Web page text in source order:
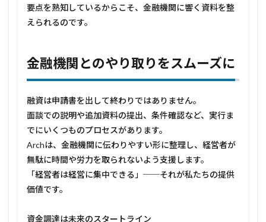
資金
を越
せん
か？
要点を熟知しているからこそ、金融機関に響く資料を整
えられるのです。
金融機関とのやり取りをスムーズに
融資は申請書を出して終わりではありません。
面談での説明や追加資料の提出、条件確認など、実行ま
でにいくつものプロセスがあります。
Archは、金融機関に伝わりやすい形に整理し、経営者が
無駄に時間や労力を取られないよう支援します。
「経営者は経営に集中できる」──それが私たちの提供
価値です。
資金調達は未来のスタートライン